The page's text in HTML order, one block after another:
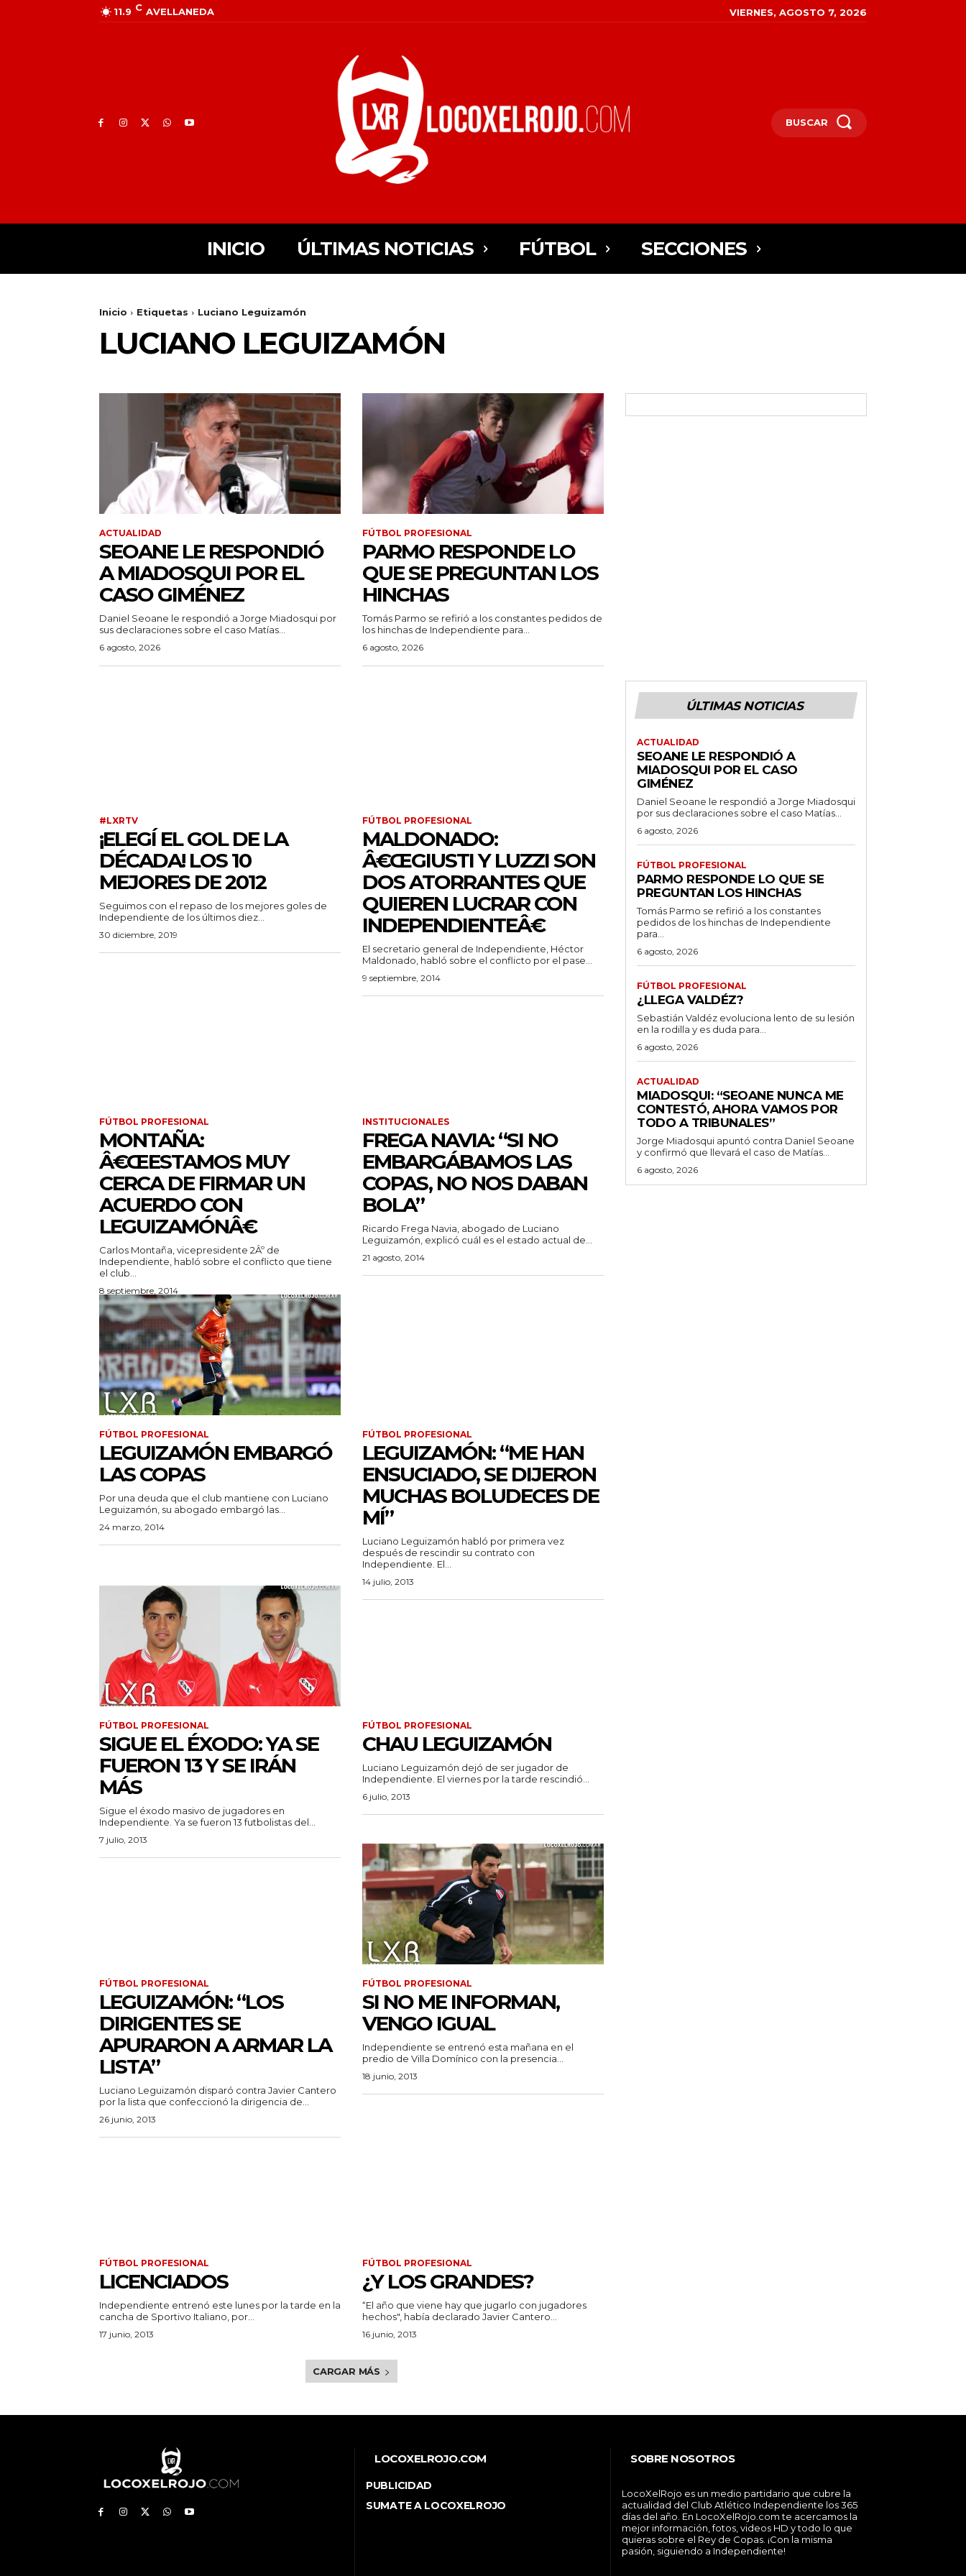
11.9 C AVELLANEDA VIERNES, AGOSTO 7, 2026
BUSCAR
INICIO ÚLTIMAS NOTICIAS FÚTBOL SECCIONES
Inicio Etiquetas Luciano Leguizamón
LUCIANO LEGUIZAMÓN
ACTUALIDAD
SEOANE LE RESPONDIÓ
A MIADOSQUI POR EL
CASO GIMÉNEZ
Daniel Seoane le respondió a Jorge Miadosqui por
sus declaraciones sobre el caso Matías...
6 agosto, 2026
FÚTBOL PROFESIONAL
PARMO RESPONDE LO
QUE SE PREGUNTAN LOS
HINCHAS
Tomás Parmo se refirió a los constantes pedidos de
los hinchas de Independiente para...
6 agosto, 2026
#LXRTV
¡ELEGÍ EL GOL DE LA
DÉCADA! LOS 10
MEJORES DE 2012
Seguimos con el repaso de los mejores goles de
Independiente de los últimos diez...
30 diciembre, 2019
FÚTBOL PROFESIONAL
MALDONADO:
Â€ŒGIUSTI Y LUZZI SON
DOS ATORRANTES QUE
QUIEREN LUCRAR CON
INDEPENDIENTEÂ€
El secretario general de Independiente, Héctor
Maldonado, habló sobre el conflicto por el pase...
9 septiembre, 2014
FÚTBOL PROFESIONAL
MONTAÑA:
Â€ŒESTAMOS MUY
CERCA DE FIRMAR UN
ACUERDO CON
LEGUIZAMÓNÂ€
Carlos Montaña, vicepresidente 2Âº de
Independiente, habló sobre el conflicto que tiene
el club...
8 septiembre, 2014
INSTITUCIONALES
FREGA NAVIA: “SI NO
EMBARGÁBAMOS LAS
COPAS, NO NOS DABAN
BOLA”
Ricardo Frega Navia, abogado de Luciano
Leguizamón, explicó cuál es el estado actual de...
21 agosto, 2014
FÚTBOL PROFESIONAL
LEGUIZAMÓN EMBARGÓ
LAS COPAS
Por una deuda que el club mantiene con Luciano
Leguizamón, su abogado embargó las...
24 marzo, 2014
FÚTBOL PROFESIONAL
LEGUIZAMÓN: “ME HAN
ENSUCIADO, SE DIJERON
MUCHAS BOLUDECES DE
MÍ”
Luciano Leguizamón habló por primera vez
después de rescindir su contrato con
Independiente. El...
14 julio, 2013
FÚTBOL PROFESIONAL
SIGUE EL ÉXODO: YA SE
FUERON 13 Y SE IRÁN
MÁS
Sigue el éxodo masivo de jugadores en
Independiente. Ya se fueron 13 futbolistas del...
7 julio, 2013
FÚTBOL PROFESIONAL
CHAU LEGUIZAMÓN
Luciano Leguizamón dejó de ser jugador de
Independiente. El viernes por la tarde rescindió...
6 julio, 2013
FÚTBOL PROFESIONAL
LEGUIZAMÓN: “LOS
DIRIGENTES SE
APURARON A ARMAR LA
LISTA”
Luciano Leguizamón disparó contra Javier Cantero
por la lista que confeccionó la dirigencia de...
26 junio, 2013
FÚTBOL PROFESIONAL
SI NO ME INFORMAN,
VENGO IGUAL
Independiente se entrenó esta mañana en el
predio de Villa Domínico con la presencia...
18 junio, 2013
FÚTBOL PROFESIONAL
LICENCIADOS
Independiente entrenó este lunes por la tarde en la
cancha de Sportivo Italiano, por...
17 junio, 2013
FÚTBOL PROFESIONAL
¿Y LOS GRANDES?
“El año que viene hay que jugarlo con jugadores
hechos", había declarado Javier Cantero...
16 junio, 2013
CARGAR MÁS
ÚLTIMAS NOTICIAS
ACTUALIDAD
SEOANE LE RESPONDIÓ A
MIADOSQUI POR EL CASO
GIMÉNEZ
Daniel Seoane le respondió a Jorge Miadosqui
por sus declaraciones sobre el caso Matías...
6 agosto, 2026
FÚTBOL PROFESIONAL
PARMO RESPONDE LO QUE SE
PREGUNTAN LOS HINCHAS
Tomás Parmo se refirió a los constantes
pedidos de los hinchas de Independiente
para...
6 agosto, 2026
FÚTBOL PROFESIONAL
¿LLEGA VALDÉZ?
Sebastián Valdéz evoluciona lento de su lesión
en la rodilla y es duda para...
6 agosto, 2026
ACTUALIDAD
MIADOSQUI: “SEOANE NUNCA ME
CONTESTÓ, AHORA VAMOS POR
TODO A TRIBUNALES”
Jorge Miadosqui apuntó contra Daniel Seoane
y confirmó que llevará el caso de Matías...
6 agosto, 2026
LOCOXELROJO.COM
PUBLICIDAD
SUMATE A LOCOXELROJO
SOBRE NOSOTROS
LocoXelRojo es un medio partidario que cubre la
actualidad del Club Atlético Independiente los 365
días del año. En LocoXelRojo.com te acercamos la
mejor información, fotos, videos HD y todo lo que
quieras sobre el Rey de Copas. ¡Con la misma
pasión, siguiendo a Independiente!